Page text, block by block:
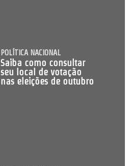
POLÍTICA NACIONAL
Saiba como consultar
seu local de votação
nas eleições de outubro